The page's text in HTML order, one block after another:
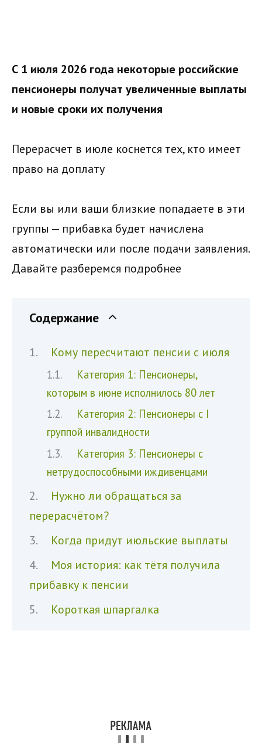
С 1 июля 2026 года некоторые российские
пенсионеры получат увеличенные выплаты
и новые сроки их получения
Перерасчет в июле коснется тех, кто имеет
право на доплату
Если вы или ваши близкие попадаете в эти
группы — прибавка будет начислена
автоматически или после подачи заявления.
Давайте разберемся подробнее
Содержание
Кому пересчитают пенсии с июля
Категория 1: Пенсионеры,
которым в июне исполнилось 80 лет
Категория 2: Пенсионеры с I
группой инвалидности
Категория 3: Пенсионеры с
нетрудоспособными иждивенцами
Нужно ли обращаться за
перерасчётом?
Когда придут июльские выплаты
Моя история: как тётя получила
прибавку к пенсии
Короткая шпаргалка